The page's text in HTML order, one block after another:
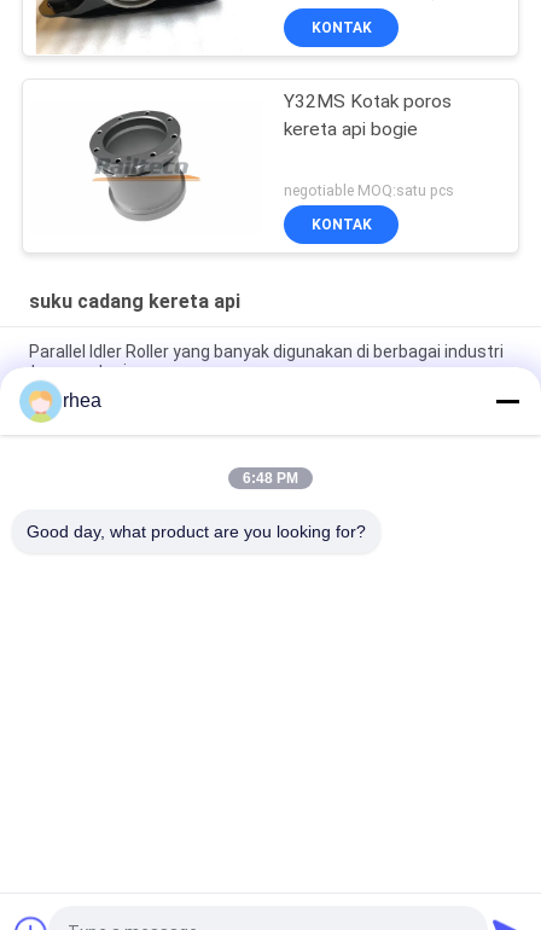
KONTAK
Y32MS Kotak poros
kereta api bogie
negotiable MOQ:satu pcs
KONTAK
suku cadang kereta api
Parallel Idler Roller yang banyak digunakan di berbagai industri
transportasi
Roller Sound Off banyak digunakan dalam berbagai jenis
transportasi
Roller Idler Proof Explosion yang Banyak Digunakan di Industri
rhea
6:48 PM
Good day, what product are you looking for?